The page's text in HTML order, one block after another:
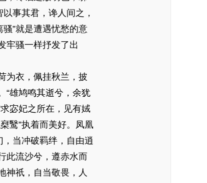
事其君，谗人间之，
”就是遭遇忧愁的意
牢骚一样抒发了出
为衣，佩挂秋兰，披
“雄鸠鸣其逝兮，余犹
宓妃之所在，见有娀
鹥”执着而美好。凤凰
当冲破羁绊，自由逍
此流沙兮，遵赤水而
神祇，自当敬畏，人